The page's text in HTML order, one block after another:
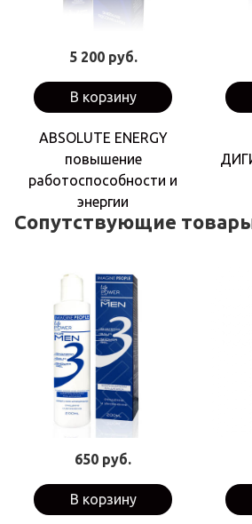
5 200 руб.
В корзину
ABSOLUTE ENERGY
повышение
работоспособности и
энергии
Сопутствующие
650 руб.
В корзину